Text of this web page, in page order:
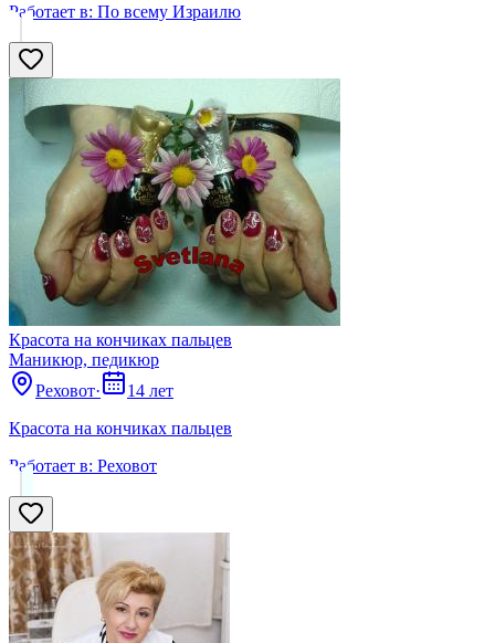
Работает в: По всему Израилю
Красота на кончиках пальцев
Маникюр, педикюр
Реховот·
14 лет
Красота на кончиках пальцев
Работает в: Реховот